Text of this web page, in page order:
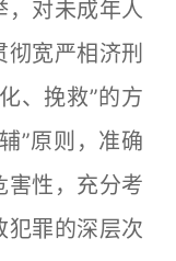
对未成年人
宽严相济刑
、挽救”的方
”原则，准确
害性，充分考
犯罪的深层次